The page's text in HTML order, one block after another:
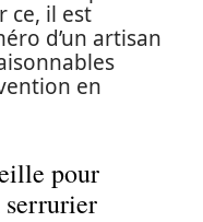
ce, il est
d’un artisan
en
pour